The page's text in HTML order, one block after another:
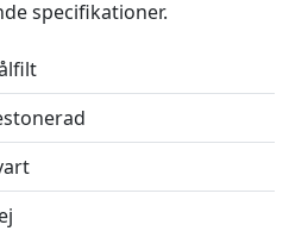
specifikationer.